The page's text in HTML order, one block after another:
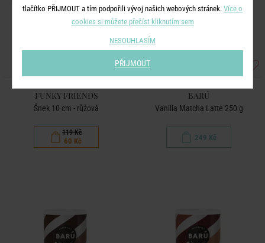
FUNKY FRIENDS
Šnek 10 cm - růžová
119 Kč
60 Kč
BARÚ
Vanilla Matcha Latte 250 g
249 Kč
tlačítko PŘIJMOUT a tím podpořili vývoj našich webových stránek. Více o
cookies si můžete přečíst kliknutím sem
NESOUHLASÍM
PŘIJMOUT